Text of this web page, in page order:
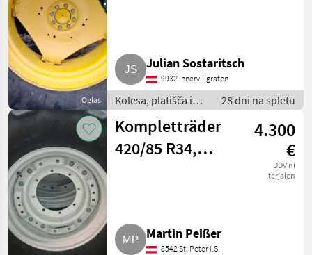
Oglas
Julian Sostaritsch
9932 Innervillgraten
Kolesa, platišča in
pnevmatike / Druga
kolesa, platišča in
pnevmatike
28 dni na spletu
Kompletträder
420/85 R34,
4.300
€
DDV ni
terjalen
Martin Peißer
8542 St. Peter i.S.